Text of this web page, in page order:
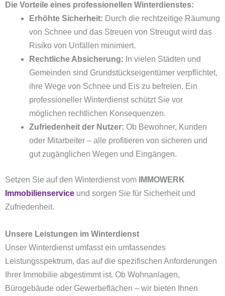
Die Vorteile eines professionellen Winterdienstes:
Erhöhte Sicherheit: Durch die rechtzeitige Räumung
von Schnee und das Streuen von Streugut wird das
Risiko von Unfällen minimiert.
Rechtliche Absicherung: In vielen Städten und
Gemeinden sind Grundstückseigentümer verpflichtet,
ihre Wege von Schnee und Eis zu befreien. Ein
professioneller Winterdienst schützt Sie vor
möglichen rechtlichen Konsequenzen.
Zufriedenheit der Nutzer: Ob Bewohner, Kunden
oder Mitarbeiter – alle profitieren von sicheren und
gut zugänglichen Wegen und Eingängen.
Setzen Sie auf den Winterdienst vom
IMMOWERK
Immobilienservice und sorgen Sie für Sicherheit und
Zufriedenheit.
Unsere Leistungen im Winterdienst
Unser Winterdienst umfasst ein umfassendes
Leistungsspektrum, das auf die spezifischen Anforderungen
Ihrer Immobilie abgestimmt ist. Ob Wohnanlagen,
Bürogebäude oder Gewerbeflächen – wir bieten Ihnen